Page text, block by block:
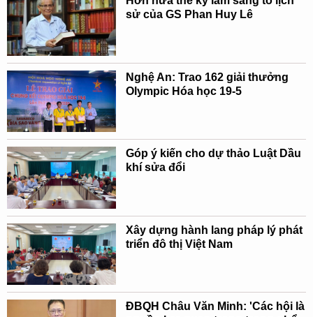
sử của GS Phan Huy Lê
Nghệ An: Trao 162 giải thưởng
Olympic Hóa học 19-5
Góp ý kiến cho dự thảo Luật Dầu
khí sửa đổi
Xây dựng hành lang pháp lý phát
triển đô thị Việt Nam
ĐBQH Châu Văn Minh: 'Các hội là